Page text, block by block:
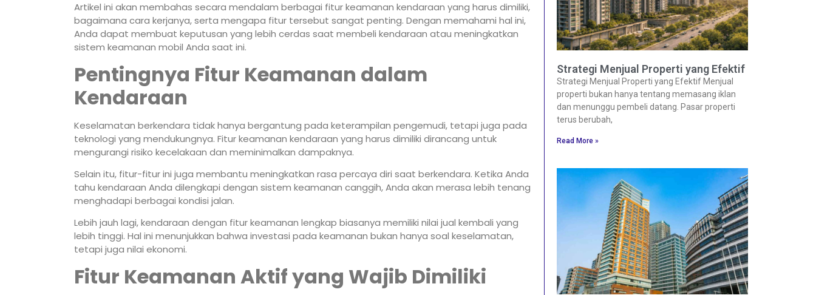
Artikel ini akan membahas secara mendalam berbagai fitur keamanan kendaraan yang harus dimiliki,
bagaimana cara kerjanya, serta mengapa fitur tersebut sangat penting. Dengan memahami hal ini,
Anda dapat membuat keputusan yang lebih cerdas saat membeli kendaraan atau meningkatkan
sistem keamanan mobil Anda saat ini.
Pentingnya Fitur Keamanan dalam
Kendaraan
Keselamatan berkendara tidak hanya bergantung pada keterampilan pengemudi, tetapi juga pada
teknologi yang mendukungnya. Fitur keamanan kendaraan yang harus dimiliki dirancang untuk
mengurangi risiko kecelakaan dan meminimalkan dampaknya.
Selain itu, fitur-fitur ini juga membantu meningkatkan rasa percaya diri saat berkendara. Ketika Anda
tahu kendaraan Anda dilengkapi dengan sistem keamanan canggih, Anda akan merasa lebih tenang
menghadapi berbagai kondisi jalan.
Lebih jauh lagi, kendaraan dengan fitur keamanan lengkap biasanya memiliki nilai jual kembali yang
lebih tinggi. Hal ini menunjukkan bahwa investasi pada keamanan bukan hanya soal keselamatan,
tetapi juga nilai ekonomi.
Fitur Keamanan Aktif yang Wajib Dimiliki
Strategi Menjual Properti yang Efektif
Strategi Menjual Properti yang Efektif Menjual
properti bukan hanya tentang memasang iklan
dan menunggu pembeli datang. Pasar properti
terus berubah,
Read More »